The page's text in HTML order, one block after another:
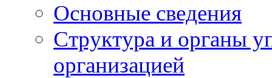
Основные сведения
Структура и органы
организацией